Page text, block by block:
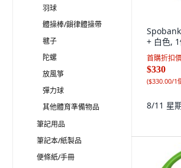
羽球
體操棒/韻律體操帶
毽子
陀螺
放風箏
彈力球
其他體育準備物品
筆記用品
筆記本/紙製品
便條紙/手冊
+ 白色,
首購折扣
$330
($330.00/1
8/11 星